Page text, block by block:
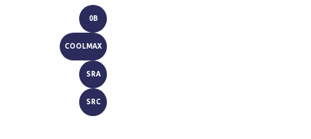
0B
COOLMAX
SRA
SRC